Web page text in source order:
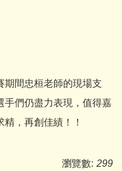
期間忠桓老師的現場支
手們仍盡力表現，值得嘉
，再創佳績！！
瀏覽數: 299